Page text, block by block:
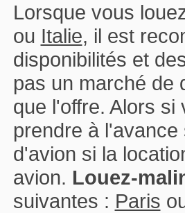
Lorsque vous
ou Italie, il est
disponibilités et
pas un marché de
que l'offre. Alors
prendre à
d'avion si la
avion. Louez-
suivantes : Paris